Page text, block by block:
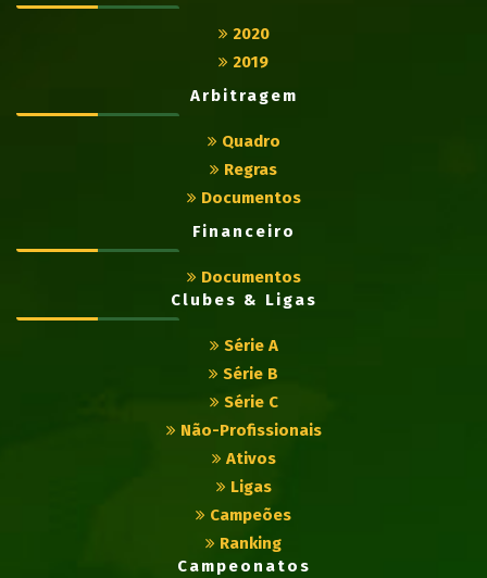
2020
2019
Arbitragem
Quadro
Regras
Documentos
Financeiro
Documentos
Clubes & Ligas
Série A
Série B
Série C
Não-Profissionais
Ativos
Ligas
Campeões
Ranking
Campeonatos